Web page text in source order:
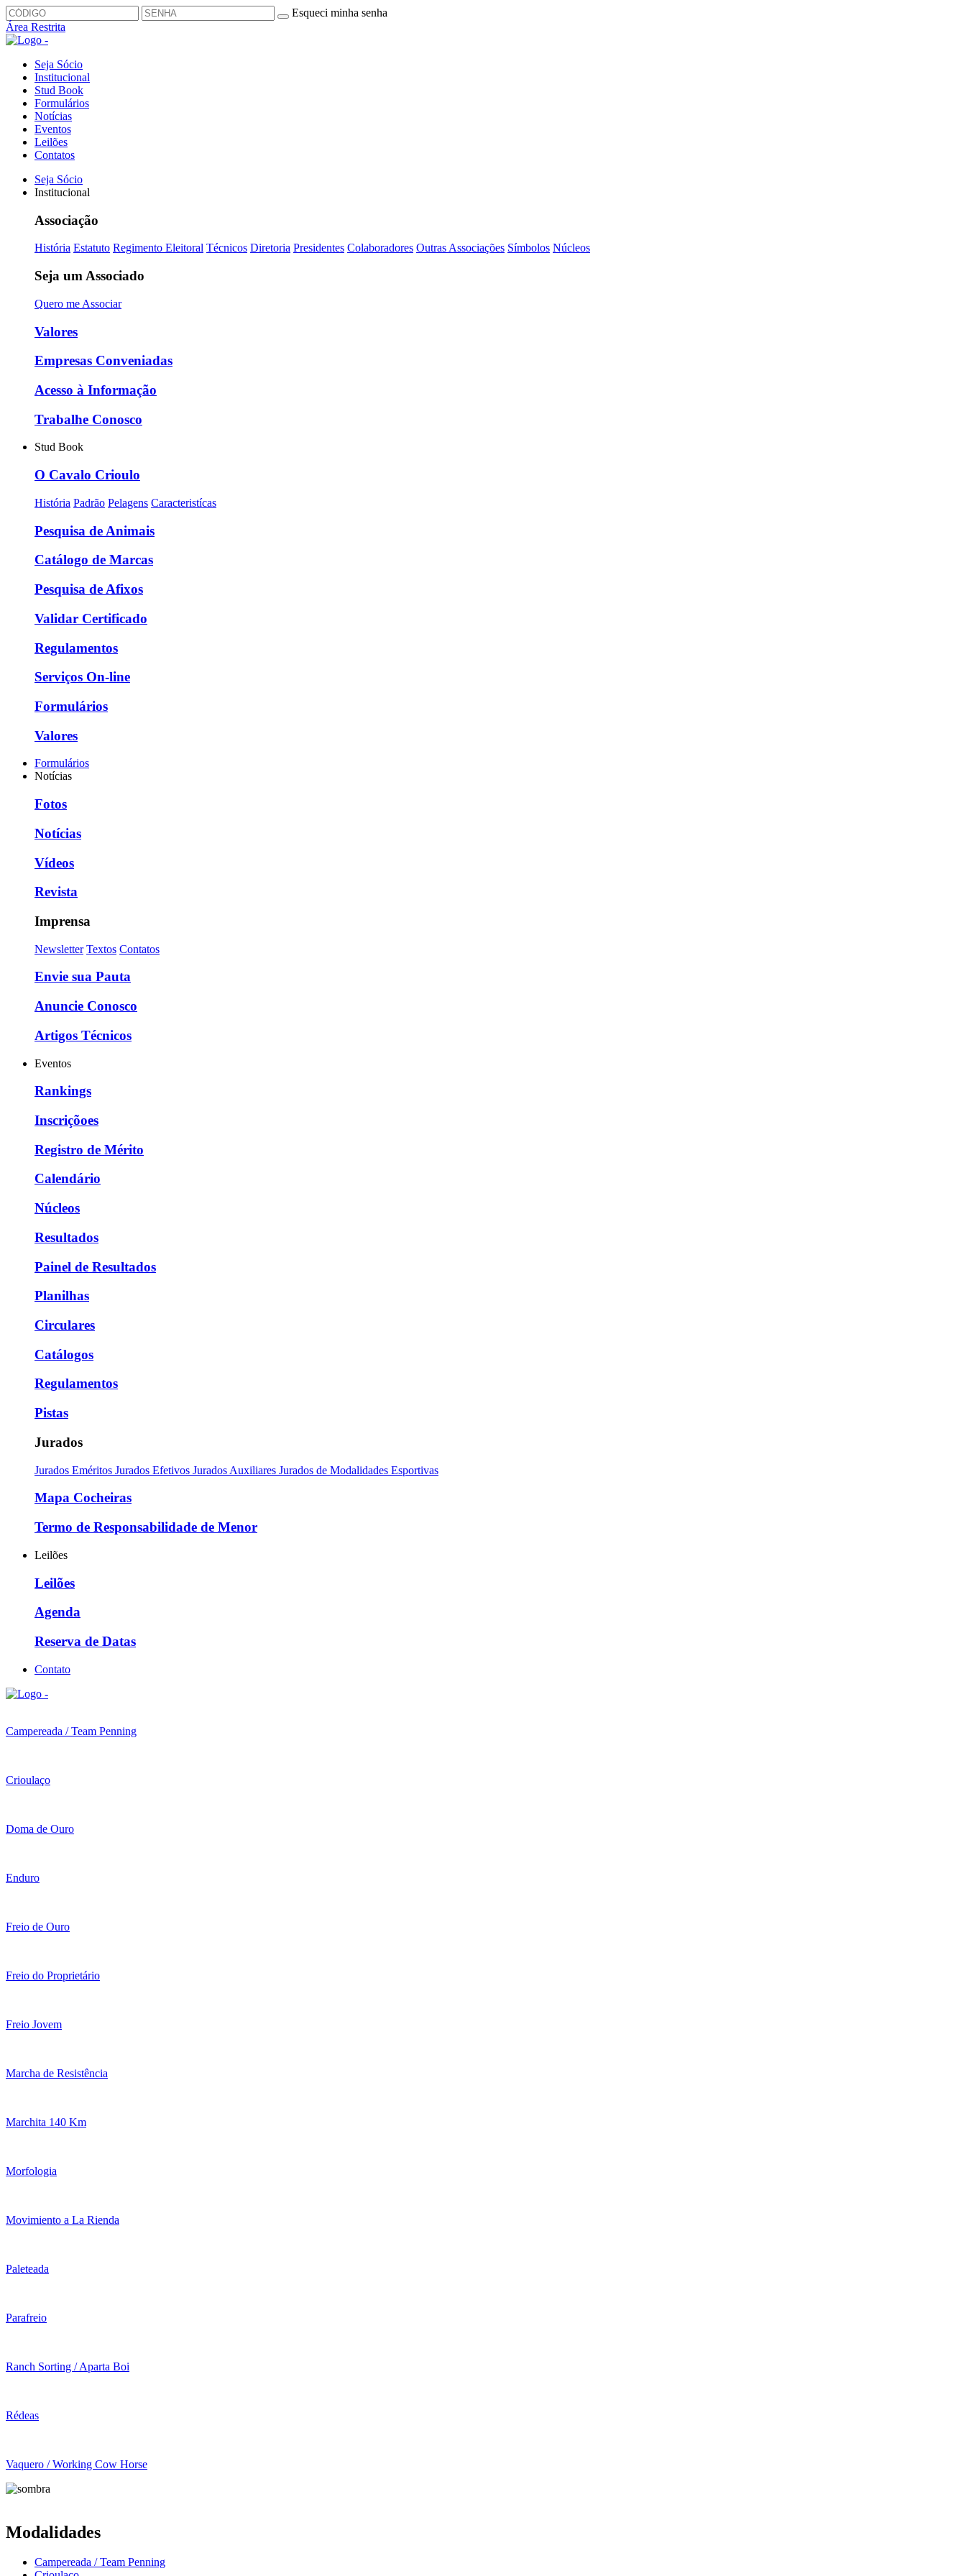
Esqueci minha senha
Área Restrita
Seja Sócio
Institucional
Stud Book
Formulários
Notícias
Eventos
Leilões
Contatos
Seja Sócio
Institucional
Associação
História Estatuto Regimento Eleitoral Técnicos Diretoria Presidentes Colaboradores Outras Associações Símbolos Núcleos
Seja um Associado
Quero me Associar
Valores
Empresas Conveniadas
Acesso à Informação
Trabalhe Conosco
Stud Book
O Cavalo Crioulo
História Padrão Pelagens Caracteristícas
Pesquisa de Animais
Catálogo de Marcas
Pesquisa de Afixos
Validar Certificado
Regulamentos
Serviços On-line
Formulários
Valores
Formulários
Notícias
Fotos
Notícias
Vídeos
Revista
Imprensa
Newsletter Textos Contatos
Envie sua Pauta
Anuncie Conosco
Artigos Técnicos
Eventos
Rankings
Inscriçõoes
Registro de Mérito
Calendário
Núcleos
Resultados
Painel de Resultados
Planilhas
Circulares
Catálogos
Regulamentos
Pistas
Jurados
Jurados Eméritos Jurados Efetivos Jurados Auxiliares Jurados de Modalidades Esportivas
Mapa Cocheiras
Termo de Responsabilidade de Menor
Leilões
Leilões
Agenda
Reserva de Datas
Contato
Campereada / Team Penning
Crioulaço
Doma de Ouro
Enduro
Freio de Ouro
Freio do Proprietário
Freio Jovem
Marcha de Resistência
Marchita 140 Km
Morfologia
Movimiento a La Rienda
Paleteada
Parafreio
Ranch Sorting / Aparta Boi
Rédeas
Vaquero / Working Cow Horse
Modalidades
Campereada / Team Penning